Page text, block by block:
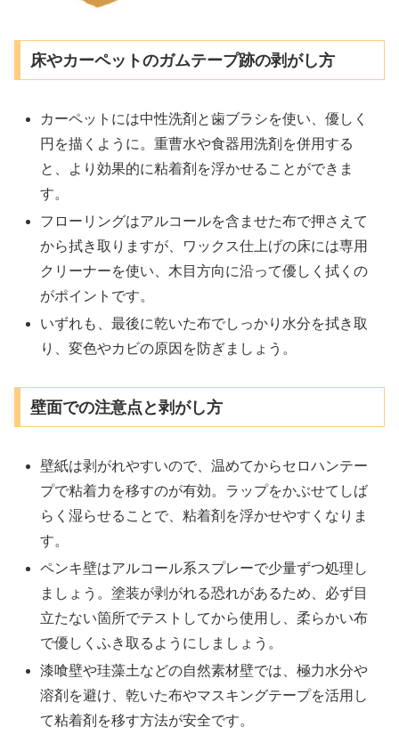
床やカーペットのガムテープ跡の剥がし方
カーペットには中性洗剤と歯ブラシを使い、優しく
円を描くように。重曹水や食器用洗剤を併用する
と、より効果的に粘着剤を浮かせることができま
す。
フローリングはアルコールを含ませた布で押さえて
から拭き取りますが、ワックス仕上げの床には専用
クリーナーを使い、木目方向に沿って優しく拭くの
がポイントです。
いずれも、最後に乾いた布でしっかり水分を拭き取
り、変色やカビの原因を防ぎましょう。
壁面での注意点と剥がし方
壁紙は剥がれやすいので、温めてからセロハンテー
プで粘着力を移すのが有効。ラップをかぶせてしば
らく湿らせることで、粘着剤を浮かせやすくなりま
す。
ペンキ壁はアルコール系スプレーで少量ずつ処理し
ましょう。塗装が剥がれる恐れがあるため、必ず目
立たない箇所でテストしてから使用し、柔らかい布
で優しくふき取るようにしましょう。
漆喰壁や珪藻土などの自然素材壁では、極力水分や
溶剤を避け、乾いた布やマスキングテープを活用し
て粘着剤を移す方法が安全です。